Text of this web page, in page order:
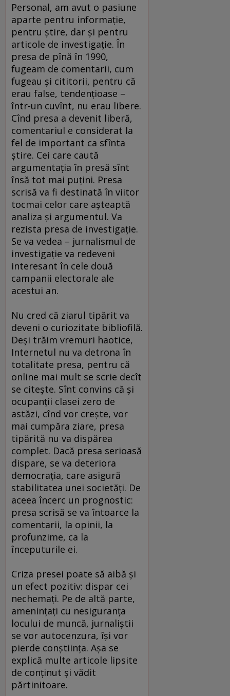
Personal, am avut o pasiune
aparte pentru informaţie,
pentru ştire, dar şi pentru
articole de investigaţie. În
presa de pînă în 1990,
fugeam de comentarii, cum
fugeau şi cititorii, pentru că
erau false, tendenţioase –
într-un cuvînt, nu erau libere.
Cînd presa a devenit liberă,
comentariul e considerat la
fel de important ca sfînta
ştire. Cei care caută
argumentaţia în presă sînt
însă tot mai puţini. Presa
scrisă va fi destinată în viitor
tocmai celor care aşteaptă
analiza şi argumentul. Va
rezista presa de investigaţie.
Se va vedea – jurnalismul de
investigaţie va redeveni
interesant în cele două
campanii electorale ale
acestui an.
Nu cred că ziarul tipărit va
deveni o curiozitate bibliofilă.
Deşi trăim vremuri haotice,
Internetul nu va detrona în
totalitate presa, pentru că
online mai mult se scrie decît
se citeşte. Sînt convins că şi
ocupanţii clasei zero de
astăzi, cînd vor creşte, vor
mai cumpăra ziare, presa
tipărită nu va dispărea
complet. Dacă presa serioasă
dispare, se va deteriora
democraţia, care asigură
stabilitatea unei societăţi. De
aceea încerc un prognostic:
presa scrisă se va întoarce la
comentarii, la opinii, la
profunzime, ca la
începuturile ei.
Criza presei poate să aibă şi
un efect pozitiv: dispar cei
nechemaţi. Pe de altă parte,
ameninţaţi cu nesiguranţa
locului de muncă, jurnaliştii
se vor autocenzura, îşi vor
pierde conştiinţa. Aşa se
explică multe articole lipsite
de conţinut şi vădit
părtinitoare.